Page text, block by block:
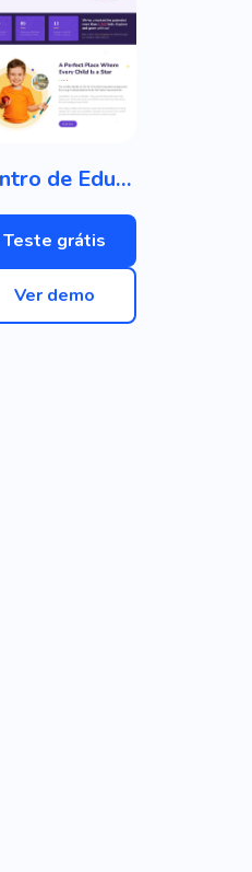
Centro de Educação Infantil
Teste grátis
Ver demo